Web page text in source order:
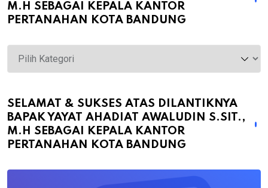
M.H SEBAGAI KEPALA KANTOR
PERTANAHAN KOTA BANDUNG
Selamat
&
atas
Dilantiknya
Bapak
Ahadiat
SELAMAT & SUKSES ATAS DILANTIKNYA
BAPAK YAYAT AHADIAT AWALUDIN S.SIT.,
M.H SEBAGAI KEPALA KANTOR
PERTANAHAN KOTA BANDUNG